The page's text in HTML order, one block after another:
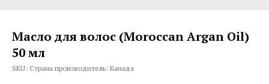
Масло для волос (Moroccan Argan Oil)
50 мл
SKU: Страна производитель: Канада